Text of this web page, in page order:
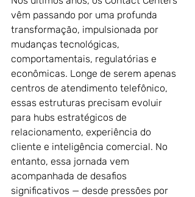
vêm passando por uma profunda
transformação, impulsionada por
mudanças tecnológicas,
comportamentais, regulatórias e
econômicas. Longe de serem apenas
centros de atendimento telefônico,
essas estruturas precisam evoluir
para hubs estratégicos de
relacionamento, experiência do
cliente e inteligência comercial. No
entanto, essa jornada vem
acompanhada de desafios
significativos — desde pressões por